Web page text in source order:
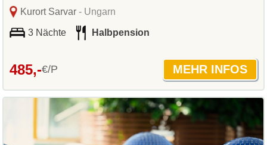
Kurort Sarvar- Ungarn
3 Nächte Halbpension
485,-€/P